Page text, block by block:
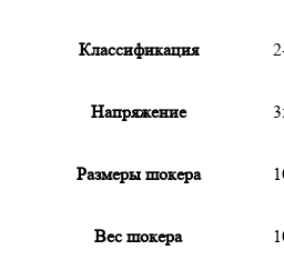
Классификация
Напряжение
Размеры шокера
Вес шокера